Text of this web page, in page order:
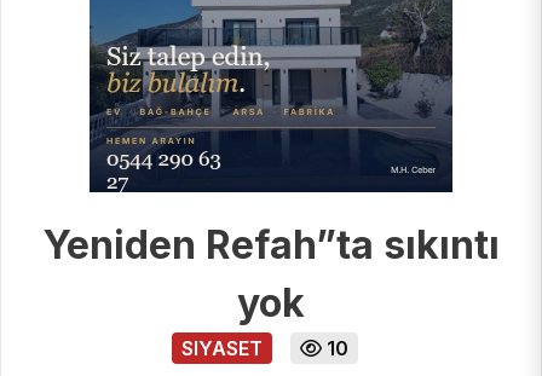
Yeniden Refah”ta sıkıntı
yok
SIYASET
10